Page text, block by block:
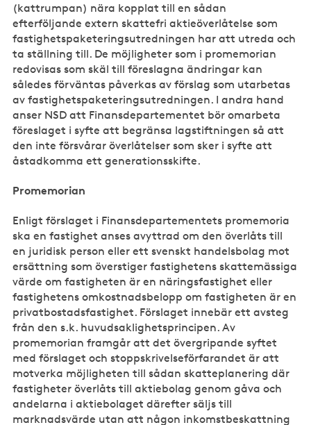
(kattrumpan) nära kopplat till en sådan
efterföljande extern skattefri aktieöverlåtelse som
fastighetspaketeringsutredningen har att utreda och
ta ställning till. De möjligheter som i promemorian
redovisas som skäl till föreslagna ändringar kan
således förväntas påverkas av förslag som utarbetas
av fastighetspaketeringsutredningen. I andra hand
anser NSD att Finansdepartementet bör omarbeta
föreslaget i syfte att begränsa lagstiftningen så att
den inte försvårar överlåtelser som sker i syfte att
åstadkomma ett generationsskifte.
Promemorian
Enligt förslaget i Finansdepartementets promemoria
ska en fastighet anses avyttrad om den överlåts till
en juridisk person eller ett svenskt handelsbolag mot
ersättning som överstiger fastighetens skattemässiga
värde om fastigheten är en näringsfastighet eller
fastighetens omkostnadsbelopp om fastigheten är en
privatbostadsfastighet. Förslaget innebär ett avsteg
från den s.k. huvudsaklighetsprincipen. Av
promemorian framgår att det övergripande syftet
med förslaget och stoppskrivelseförfarandet är att
motverka möjligheten till sådan skatteplanering där
fastigheter överlåts till aktiebolag genom gåva och
andelarna i aktiebolaget därefter säljs till
marknadsvärde utan att någon inkomstbeskattning